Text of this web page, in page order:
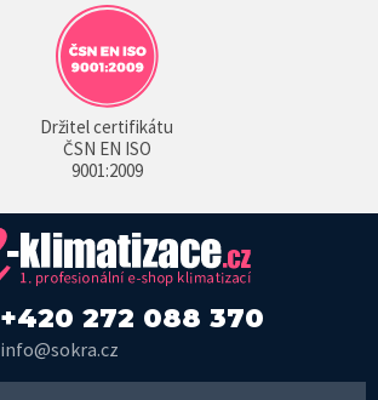
Držitel certifikátu
ČSN EN ISO
9001:2009
+420 272 088 370
info@sokra.cz